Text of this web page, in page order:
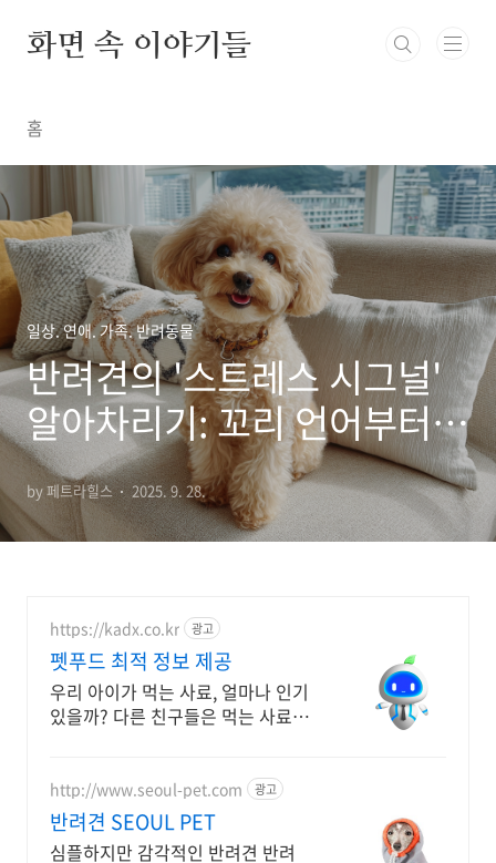
화면 속 이야기들
홈
일상. 연애. 가족. 반려동물
반려견의 '스트레스 시그널'
알아차리기: 꼬리 언어부터
행동 패턴까지
by 페트라힐스 2025. 9. 28.
https://kadx.co.kr 광고
펫푸드 최적 정보 제공
우리 아이가 먹는 사료, 얼마나 인기
있을까? 다른 친구들은 먹는 사료가
http://www.seoul-pet.com 광고
반려견 SEOUL PET
심플하지만 감각적인 반려견 반려